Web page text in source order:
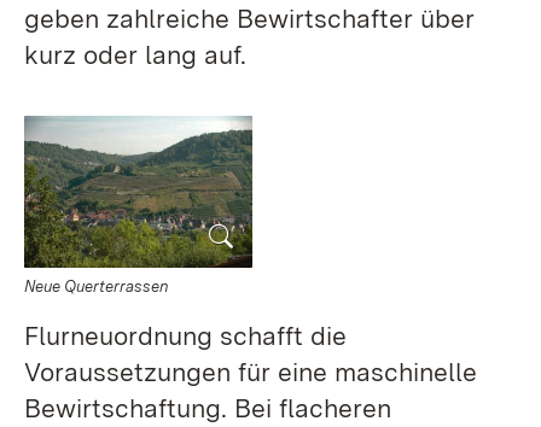
geben zahlreiche Bewirtschafter über
kurz oder lang auf.
Neue Querterrassen
Flurneuordnung schafft die
Voraussetzungen für eine maschinelle
Bewirtschaftung. Bei flacheren